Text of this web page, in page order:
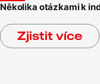
Několika otázkami k
Zjistit více